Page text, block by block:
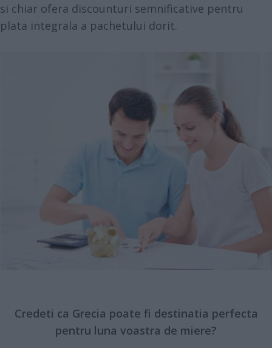
si chiar ofera discounturi semnificative pentru
plata integrala a pachetului dorit.
Credeti ca Grecia poate fi destinatia perfecta
pentru luna voastra de miere?